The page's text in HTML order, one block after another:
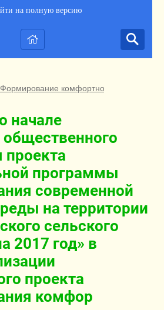
на полную версию
комфортной городской
начале
программы
современной
на территории
сельского
2017 год» в
проекта
комфор